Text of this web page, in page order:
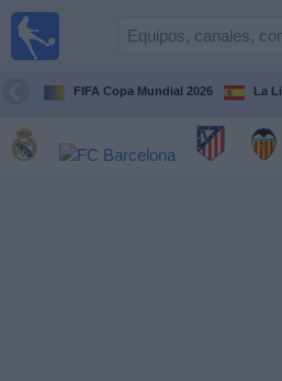
FIFA Copa Mundial 2026 La
Guía de
Televisados